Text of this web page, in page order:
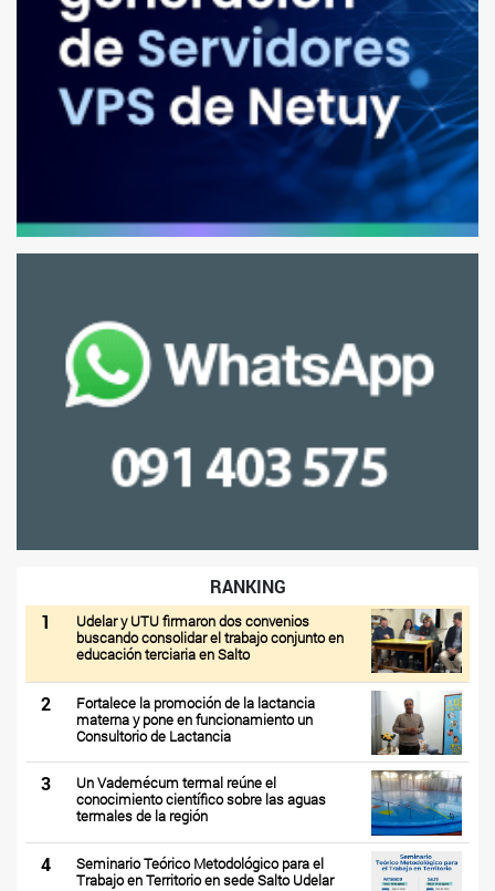
RANKING
1
Udelar y UTU firmaron dos convenios
buscando consolidar el trabajo conjunto en
educación terciaria en Salto
2
Fortalece la promoción de la lactancia
materna y pone en funcionamiento un
Consultorio de Lactancia
3
Un Vademécum termal reúne el
conocimiento científico sobre las aguas
termales de la región
4
Seminario Teórico Metodológico para el
Trabajo en Territorio en sede Salto Udelar